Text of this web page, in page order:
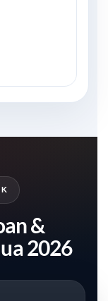
&
2026